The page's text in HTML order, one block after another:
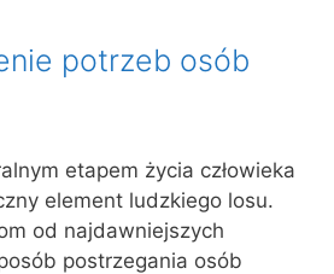
potrzeb osób
etapem życia człowieka
element ludzkiego losu.
od najdawniejszych
postrzegania osób